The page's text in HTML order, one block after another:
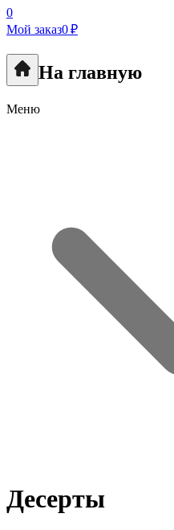
0
Мой заказ0 ₽
На главную
Меню
Десерты